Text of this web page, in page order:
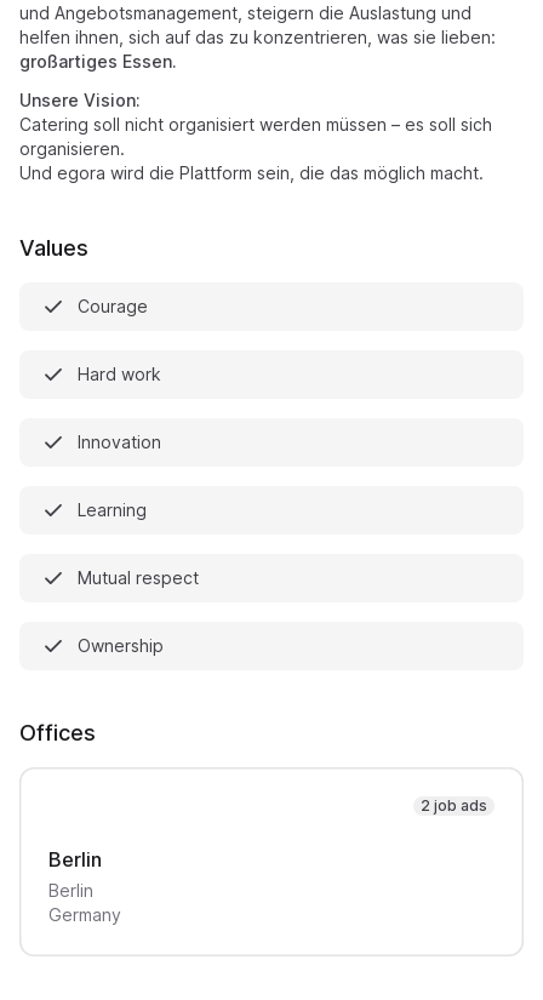
und Angebotsmanagement, steigern die Auslastung und
helfen ihnen, sich auf das zu konzentrieren, was sie lieben:
großartiges Essen.
Unsere Vision:
Catering soll nicht organisiert werden müssen – es soll sich
organisieren.
Und egora wird die Plattform sein, die das möglich macht.
Values
Courage
Hard work
Innovation
Learning
Mutual respect
Ownership
Offices
2 job ads
Berlin
Berlin
Germany